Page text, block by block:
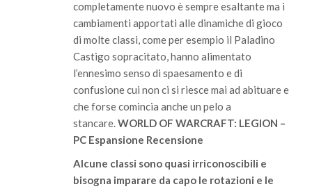
completamente nuovo è sempre esaltante ma i
cambiamenti apportati alle dinamiche di gioco
di molte classi, come per esempio il Paladino
Castigo sopracitato, hanno alimentato
l’ennesimo senso di spaesamento e di
confusione cui non ci si riesce mai ad abituare e
che forse comincia anche un pelo a
stancare.WORLD OF WARCRAFT: LEGION –
PC Espansione Recensione
Alcune classi sono quasi irriconoscibili e
bisogna imparare da capo le rotazioni e le